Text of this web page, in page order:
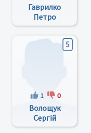
Гаврилко
Петро
Петрович
5
1 0
Волощук
Сергій
Михайлович